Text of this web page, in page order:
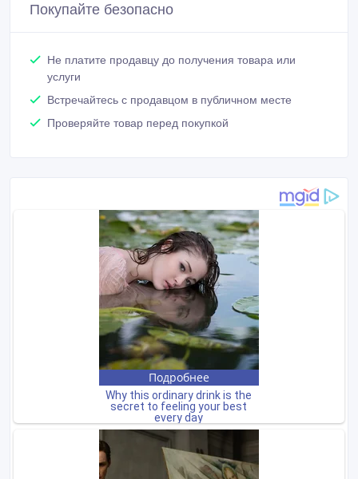
Покупайте безопасно
Не платите продавцу до получения товара или
услуги
Встречайтесь с продавцом в публичном месте
Проверяйте товар перед покупкой